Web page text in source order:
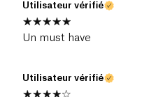
Utilisateur vérifié
Un must have
Utilisateur vérifié